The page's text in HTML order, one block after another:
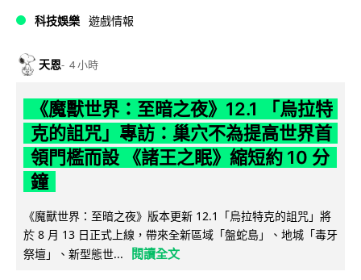
科技娛樂 遊戲情報
天恩 4 小時
《魔獸世界：至暗之夜》12.1 「烏拉特
克的詛咒」專訪：巢穴不為提高世界首
領門檻而設 《諸王之眠》縮短約 10 分
鐘
《魔獸世界：至暗之夜》版本更新 12.1「烏拉特克的詛咒」將
於 8 月 13 日正式上線，帶來全新區域「盤蛇島」、地城「毒牙
祭壇」、新型態世...
閱讀全文